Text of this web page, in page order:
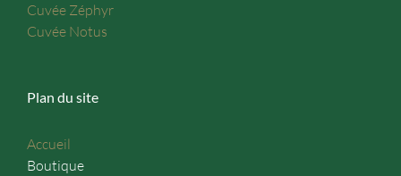
Cuvée Zéphyr
Cuvée Notus
Plan du site
Accueil
Boutique